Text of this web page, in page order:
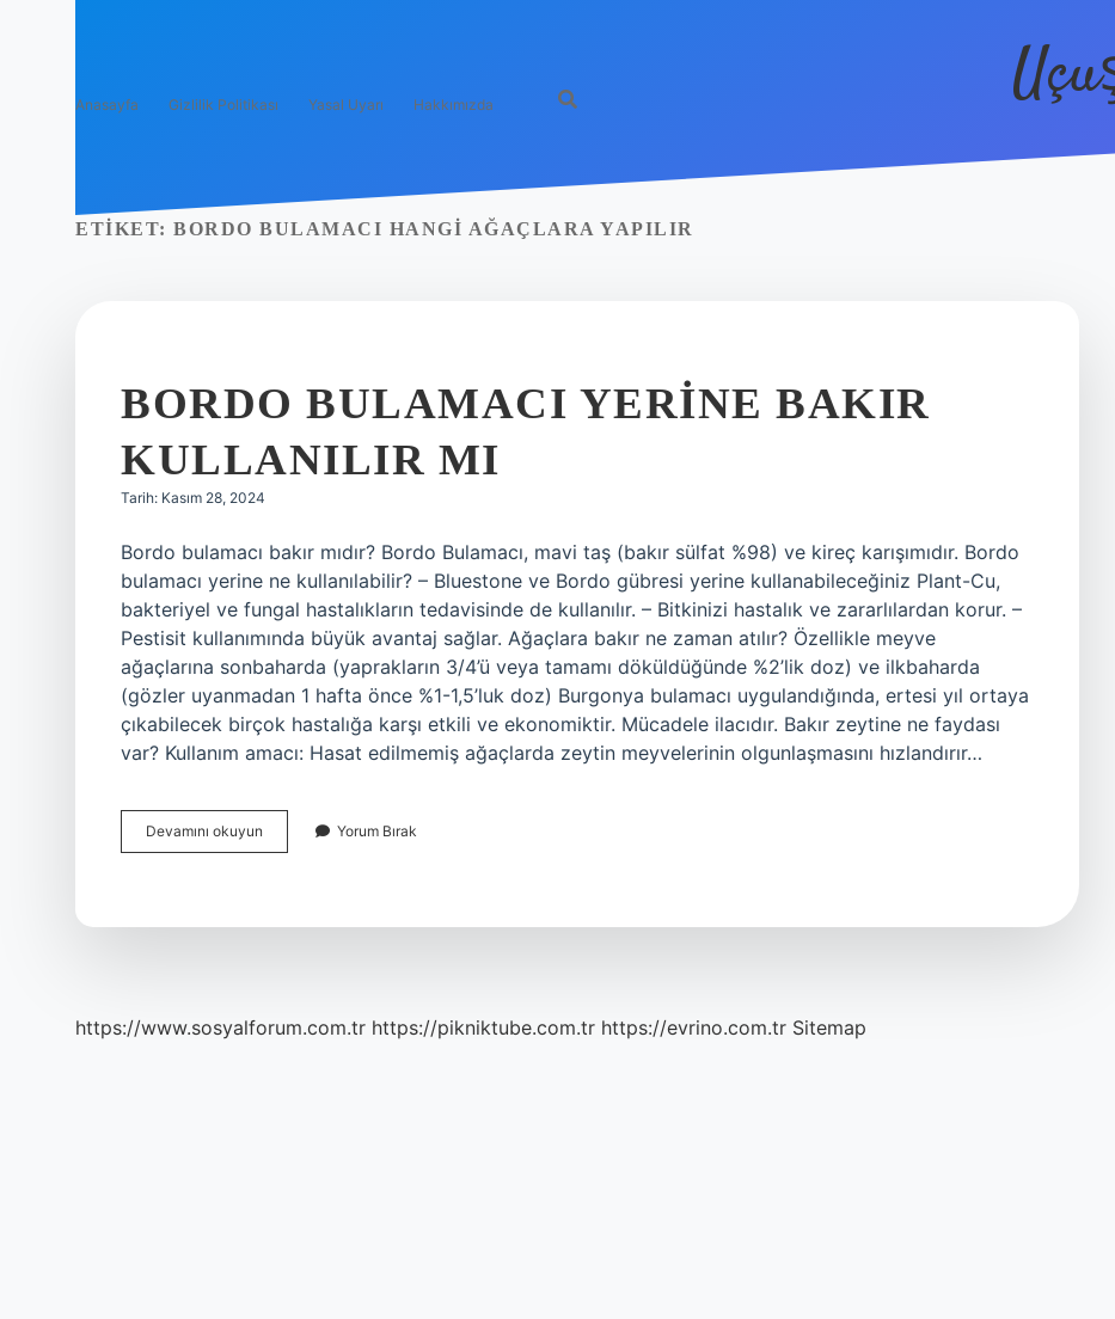
Anasayfa Gizlilik Politikası Yasal Uyarı Hakkımızda
ETIKET: BORDO BULAMACI HANGI AĞAÇLARA YAPILIR
BORDO BULAMACI YERINE BAKIR
KULLANILIR MI
Tarih: Kasım 28, 2024
Bordo bulamacı bakır mıdır? Bordo Bulamacı, mavi taş (bakır sülfat %98) ve kireç karışımıdır. Bordo
bulamacı yerine ne kullanılabilir? – Bluestone ve Bordo gübresi yerine kullanabileceğiniz Plant-Cu,
bakteriyel ve fungal hastalıkların tedavisinde de kullanılır. – Bitkinizi hastalık ve zararlılardan korur. –
Pestisit kullanımında büyük avantaj sağlar. Ağaçlara bakır ne zaman atılır? Özellikle meyve
ağaçlarına sonbaharda (yaprakların 3/4’ü veya tamamı döküldüğünde %2’lik doz) ve ilkbaharda
(gözler uyanmadan 1 hafta önce %1-1,5’luk doz) Burgonya bulamacı uygulandığında, ertesi yıl ortaya
çıkabilecek birçok hastalığa karşı etkili ve ekonomiktir. Mücadele ilacıdır. Bakır zeytine ne faydası
var? Kullanım amacı: Hasat edilmemiş ağaçlarda zeytin meyvelerinin olgunlaşmasını hızlandırır…
Devamını okuyun
Bulamacı
Yorum Bırak
https://www.sosyalforum.com.tr https://pikniktube.com.tr https://evrino.com.tr Sitemap